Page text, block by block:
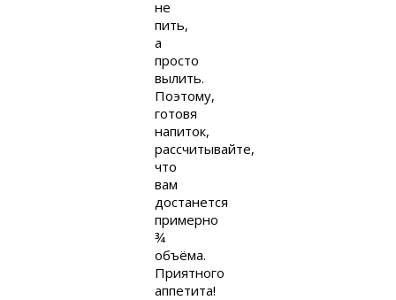
не
пить,
а
просто
вылить.
Поэтому,
готовя
напиток,
рассчитывайте,
что
вам
достанется
примерно
¾
объёма.
Приятного
аппетита!